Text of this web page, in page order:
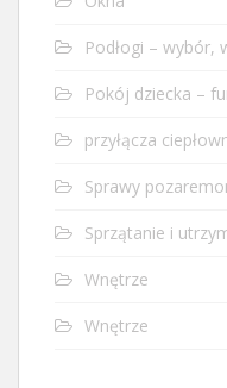
Podłogi – wybór,
Pokój dziecka –
przyłącza
Sprawy
Sprzątanie i
Wnętrze
Wnętrze